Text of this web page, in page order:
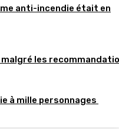
anti-incendie était en
les
à mille personnages